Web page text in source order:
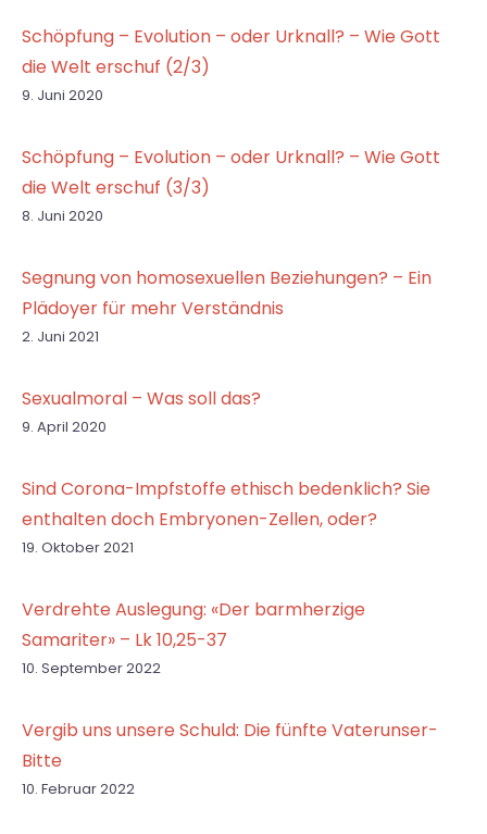
Schöpfung – Evolution – oder Urknall? – Wie Gott
die Welt erschuf (2/3)
9. Juni 2020
Schöpfung – Evolution – oder Urknall? – Wie Gott
die Welt erschuf (3/3)
8. Juni 2020
Segnung von homosexuellen Beziehungen? – Ein
Plädoyer für mehr Verständnis
2. Juni 2021
Sexualmoral – Was soll das?
9. April 2020
Sind Corona-Impfstoffe ethisch bedenklich? Sie
enthalten doch Embryonen-Zellen, oder?
19. Oktober 2021
Verdrehte Auslegung: «Der barmherzige
Samariter» – Lk 10,25-37
10. September 2022
Vergib uns unsere Schuld: Die fünfte Vaterunser-
Bitte
10. Februar 2022